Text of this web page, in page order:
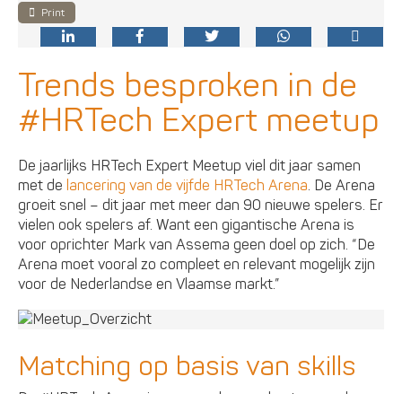
Print
Trends besproken in de
#HRTech Expert meetup
De jaarlijks HRTech Expert Meetup viel dit jaar samen
met de lancering van de vijfde HRTech Arena. De Arena
groeit snel – dit jaar met meer dan 90 nieuwe spelers. Er
vielen ook spelers af. Want een gigantische Arena is
voor oprichter Mark van Assema geen doel op zich. “De
Arena moet vooral zo compleet en relevant mogelijk zijn
voor de Nederlandse en Vlaamse markt.”
Matching op basis van skills